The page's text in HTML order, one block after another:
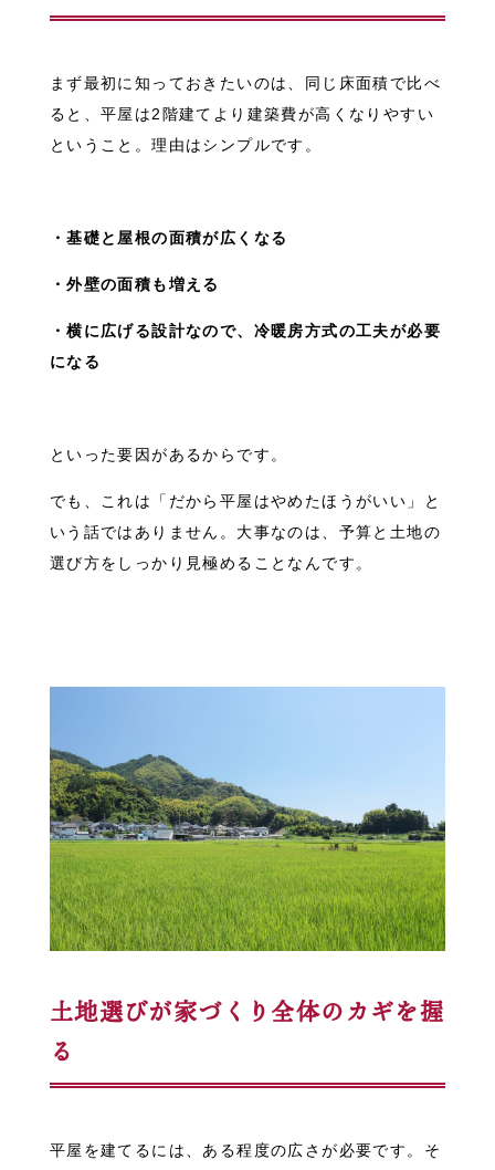
まず最初に知っておきたいのは、同じ床面積で比べ
ると、平屋は2階建てより建築費が高くなりやすい
ということ。理由はシンプルです。
・基礎と屋根の面積が広くなる
・外壁の面積も増える
・横に広げる設計なので、冷暖房方式の工夫が必要
になる
といった要因があるからです。
でも、これは「だから平屋はやめたほうがいい」と
いう話ではありません。大事なのは、予算と土地の
選び方をしっかり見極めることなんです。
土地選びが家づくり全体のカギを握
る
平屋を建てるには、ある程度の広さが必要です。そ